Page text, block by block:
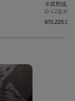
卡其野战系
Ø Case size
42毫米
¥15,225.00